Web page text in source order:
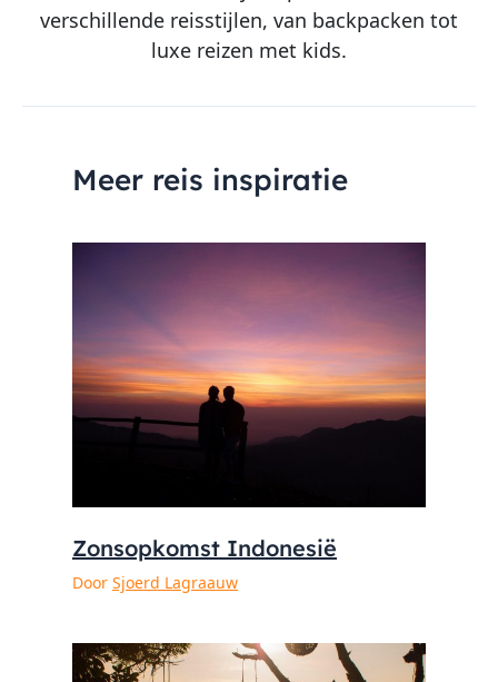
verschillende reisstijlen, van backpacken tot
luxe reizen met kids.
Meer reis inspiratie
Zonsopkomst Indonesië
Door Sjoerd Lagraauw